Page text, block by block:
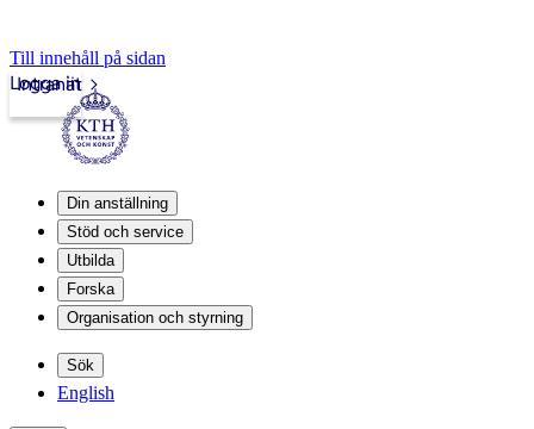
Till innehåll på sidan
Intranät
Logga in
Din anställning
Stöd och service
Utbilda
Forska
Organisation och styrning
Sök
English